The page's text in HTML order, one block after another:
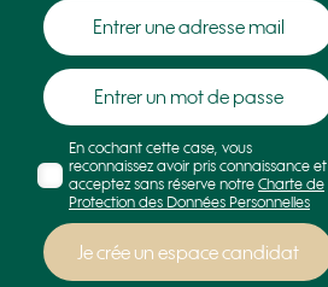
En cochant cette case, vous
reconnaissez avoir pris connaissance et
acceptez sans réserve notreCharte de
Protection des Données Personnelles